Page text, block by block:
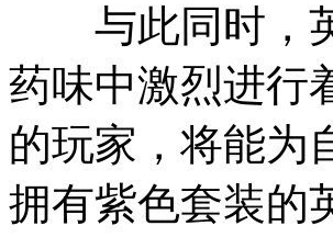
与此同时，英
药味中激烈进行
的玩家，将能为
拥有紫色套装的